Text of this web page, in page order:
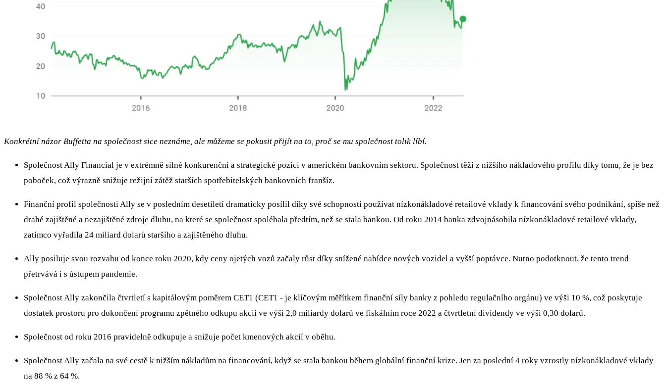
Konkrétní názor Buffetta na společnost sice neznáme, ale můžeme se pokusit přijít na to, proč se mu společnost tolik líbí.
Společnost Ally Financial je v extrémně silné konkurenční a strategické pozici v americkém bankovním sektoru. Společnost těží z nižšího nákladového profilu díky tomu, že je bez
poboček, což výrazně snižuje režijní zátěž starších spotřebitelských bankovních franšíz.
Finanční profil společnosti Ally se v posledním desetiletí dramaticky posílil díky své schopnosti používat nízkonákladové retailové vklady k financování svého podnikání, spíše než
drahé zajištěné a nezajištěné zdroje dluhu, na které se společnost spoléhala předtím, než se stala bankou. Od roku 2014 banka zdvojnásobila nízkonákladové retailové vklady,
zatímco vyřadila 24 miliard dolarů staršího a zajištěného dluhu.
Ally posiluje svou rozvahu od konce roku 2020, kdy ceny ojetých vozů začaly růst díky snížené nabídce nových vozidel a vyšší poptávce. Nutno podotknout, že tento trend
přetrvává i s ústupem pandemie.
Společnost Ally zakončila čtvrtletí s kapitálovým poměrem CET1 (CET1 - je klíčovým měřítkem finanční síly banky z pohledu regulačního orgánu) ve výši 10 %, což poskytuje
dostatek prostoru pro dokončení programu zpětného odkupu akcií ve výši 2,0 miliardy dolarů ve fiskálním roce 2022 a čtvrtletní dividendy ve výši 0,30 dolarů.
Společnost od roku 2016 pravidelně odkupuje a snižuje počet kmenových akcií v oběhu.
Společnost Ally začala na své cestě k nižším nákladům na financování, když se stala bankou během globální finanční krize. Jen za poslední 4 roky vzrostly nízkonákladové vklady
na 88 % z 64 %.